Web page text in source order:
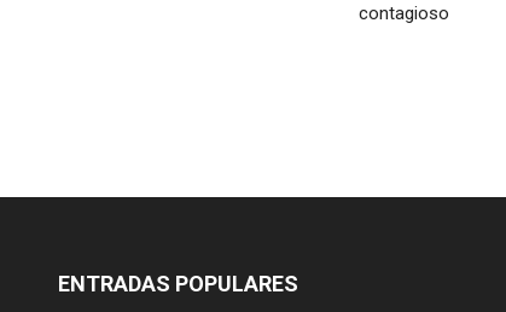
contagioso
ENTRADAS POPULARES